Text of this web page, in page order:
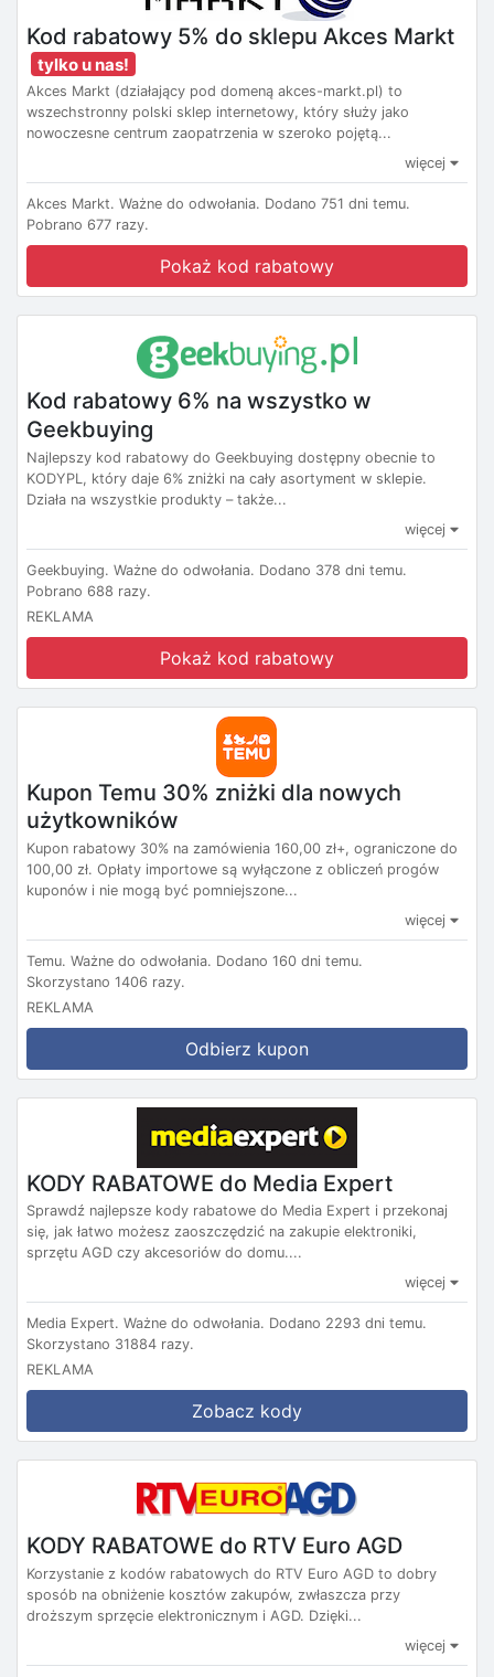
Kod rabatowy 5% do sklepu Akces Markt
tylko u nas!
Akces Markt (działający pod domeną akces-markt.pl) to
wszechstronny polski sklep internetowy, który służy jako
nowoczesne centrum zaopatrzenia w szeroko pojętą...
więcej
Akces Markt. Ważne do odwołania. Dodano 751 dni temu.
Pobrano 677 razy.
Pokaż kod rabatowy
Kod rabatowy 6% na wszystko w
Geekbuying
Najlepszy kod rabatowy do Geekbuying dostępny obecnie to
KODYPL, który daje 6% zniżki na cały asortyment w sklepie.
Działa na wszystkie produkty – także...
więcej
Geekbuying. Ważne do odwołania. Dodano 378 dni temu.
Pobrano 688 razy.
REKLAMA
Pokaż kod rabatowy
Kupon Temu 30% zniżki dla nowych
użytkowników
Kupon rabatowy 30% na zamówienia 160,00 zł+, ograniczone do
100,00 zł. Opłaty importowe są wyłączone z obliczeń progów
kuponów i nie mogą być pomniejszone...
więcej
Temu. Ważne do odwołania. Dodano 160 dni temu.
Skorzystano 1406 razy.
REKLAMA
Odbierz kupon
KODY RABATOWE do Media Expert
Sprawdź najlepsze kody rabatowe do Media Expert i przekonaj
się, jak łatwo możesz zaoszczędzić na zakupie elektroniki,
sprzętu AGD czy akcesoriów do domu....
więcej
Media Expert. Ważne do odwołania. Dodano 2293 dni temu.
Skorzystano 31884 razy.
REKLAMA
Zobacz kody
KODY RABATOWE do RTV Euro AGD
Korzystanie z kodów rabatowych do RTV Euro AGD to dobry
sposób na obniżenie kosztów zakupów, zwłaszcza przy
droższym sprzęcie elektronicznym i AGD. Dzięki...
więcej